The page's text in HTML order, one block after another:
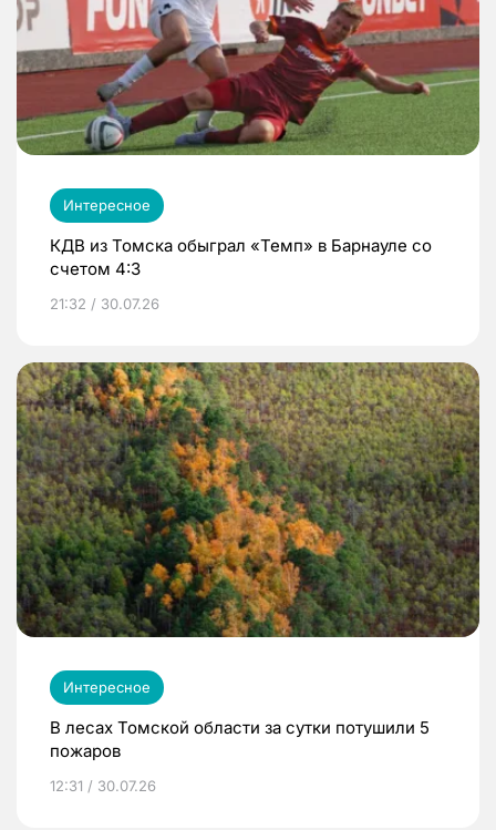
Интересное
КДВ из Томска обыграл «Темп» в Барнауле со
счетом 4:3
21:32 / 30.07.26
Интересное
В лесах Томской области за сутки потушили 5
пожаров
12:31 / 30.07.26